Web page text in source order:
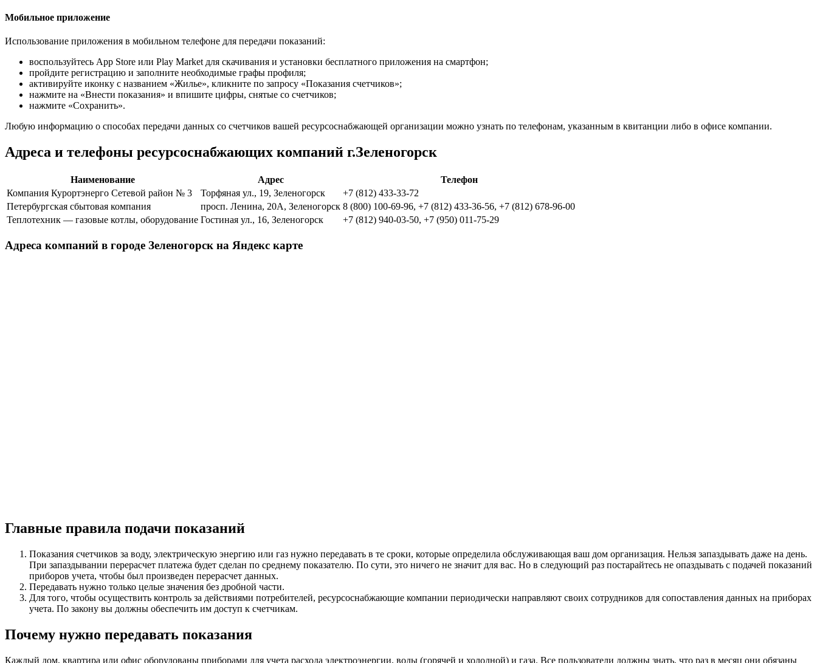
Мобильное приложение
Использование приложения в мобильном телефоне для передачи показаний:
воспользуйтесь App Store или Play Market для скачивания и установки бесплатного приложения на смартфон;
пройдите регистрацию и заполните необходимые графы профиля;
активируйте иконку с названием «Жилье», кликните по запросу «Показания счетчиков»;
нажмите на «Внести показания» и впишите цифры, снятые со счетчиков;
нажмите «Сохранить».
Любую информацию о способах передачи данных со счетчиков вашей ресурсоснабжающей организации можно узнать по телефонам, указанным в квитанции либо в офисе компании.
Адреса и телефоны ресурсоснабжающих компаний г.Зеленогорск
Наименование Адрес
Телефон
Компания Курортэнерго Сетевой район № 3
Торфяная ул., 19, Зеленогорск
+7 (812) 433-33-72
Петербургская сбытовая компания
просп. Ленина, 20А, Зеленогорск 8 (800) 100-69-96, +7 (812) 433-36-56, +7 (812) 678-96-00
Теплотехник — газовые котлы, оборудование Гостиная ул., 16, Зеленогорск +7 (812) 940-03-50, +7 (950) 011-75-29
Адреса компаний в городе Зеленогорск на Яндекс карте
Главные правила подачи показаний
Показания счетчиков за воду, электрическую энергию или газ нужно передавать в те сроки, которые определила обслуживающая ваш дом организация. Нельзя запаздывать даже на день.
При запаздывании перерасчет платежа будет сделан по среднему показателю. По сути, это ничего не значит для вас. Но в следующий раз постарайтесь не опаздывать с подачей показаний
приборов учета, чтобы был произведен перерасчет данных.
Передавать нужно только целые значения без дробной части.
Для того, чтобы осуществить контроль за действиями потребителей, ресурсоснабжающие компании периодически направляют своих сотрудников для сопоставления данных на приборах
учета. По закону вы должны обеспечить им доступ к счетчикам.
Почему нужно передавать показания
Каждый дом, квартира или офис оборудованы приборами для учета расхода электроэнергии, воды (горячей и холодной) и газа. Все пользователи должны знать, что раз в месяц они обязаны